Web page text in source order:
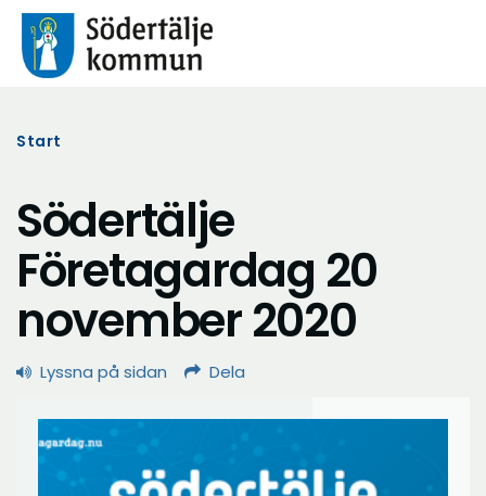
Start
Södertälje
Företagardag 20
november 2020
Lyssna på sidan Dela